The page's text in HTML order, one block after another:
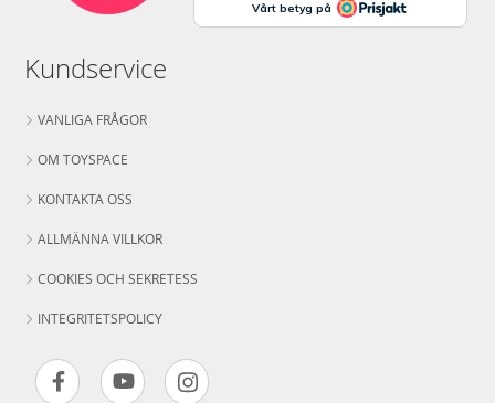
Kundservice
VANLIGA FRÅGOR
OM TOYSPACE
KONTAKTA OSS
ALLMÄNNA VILLKOR
COOKIES OCH SEKRETESS
INTEGRITETSPOLICY